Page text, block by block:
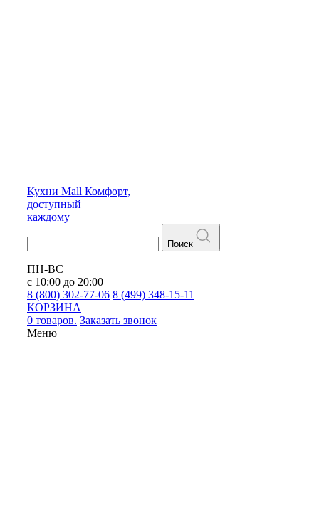
Кухни Mall Комфорт,
доступный
каждому
Поиск
ПН-ВС
с 10:00 до 20:00
8 (800) 302-77-06 8 (499) 348-15-11
КОРЗИНА
0 товаров. Заказать звонок
Меню